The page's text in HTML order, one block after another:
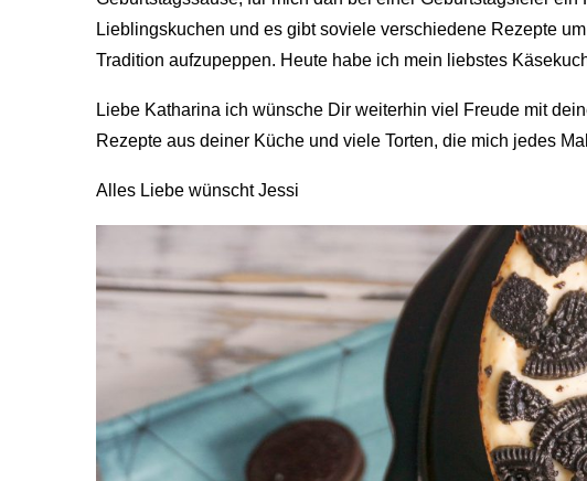
Lieblingskuchen und es gibt soviele verschiedene Rezepte
Tradition aufzupeppen. Heute habe ich mein liebstes
Liebe Katharina ich wünsche Dir weiterhin viel Freude mit
Rezepte aus deiner Küche und viele Torten, die mich jedes
Alles Liebe wünscht Jessi